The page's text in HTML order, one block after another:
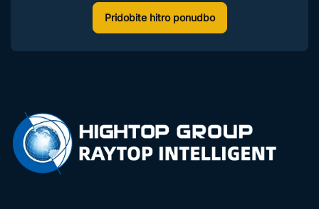
Pridobite hitro ponudbo